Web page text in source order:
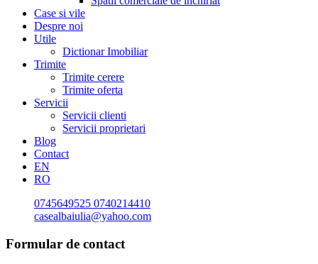
Case si vile
Despre noi
Utile
Dictionar Imobiliar
Trimite
Trimite cerere
Trimite oferta
Servicii
Servicii clienti
Servicii proprietari
Blog
Contact
EN
RO
0745649525 0740214410
casealbaiulia@yahoo.com
Formular de contact